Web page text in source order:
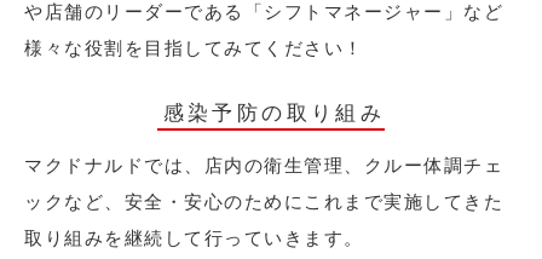
や店舗のリーダーである「シフトマネージャー」など
様々な役割を目指してみてください！
感染予防の取り組み
マクドナルドでは、店内の衛生管理、クルー体調チェ
ックなど、安全・安心のためにこれまで実施してきた
取り組みを継続して行っていきます。